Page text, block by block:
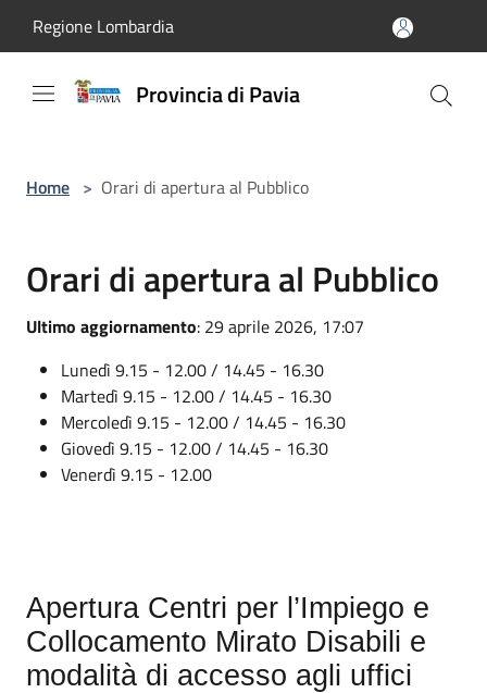
Regione Lombardia
Provincia di Pavia
Home > Orari di apertura al Pubblico
Orari di apertura al Pubblico
Ultimo aggiornamento: 29 aprile 2026, 17:07
Lunedì 9.15 - 12.00 / 14.45 - 16.30
Martedì 9.15 - 12.00 / 14.45 - 16.30
Mercoledì 9.15 - 12.00 / 14.45 - 16.30
Giovedì 9.15 - 12.00 / 14.45 - 16.30
Venerdì 9.15 - 12.00
Apertura Centri per l’Impiego e
Collocamento Mirato Disabili e
modalità di accesso agli uffici